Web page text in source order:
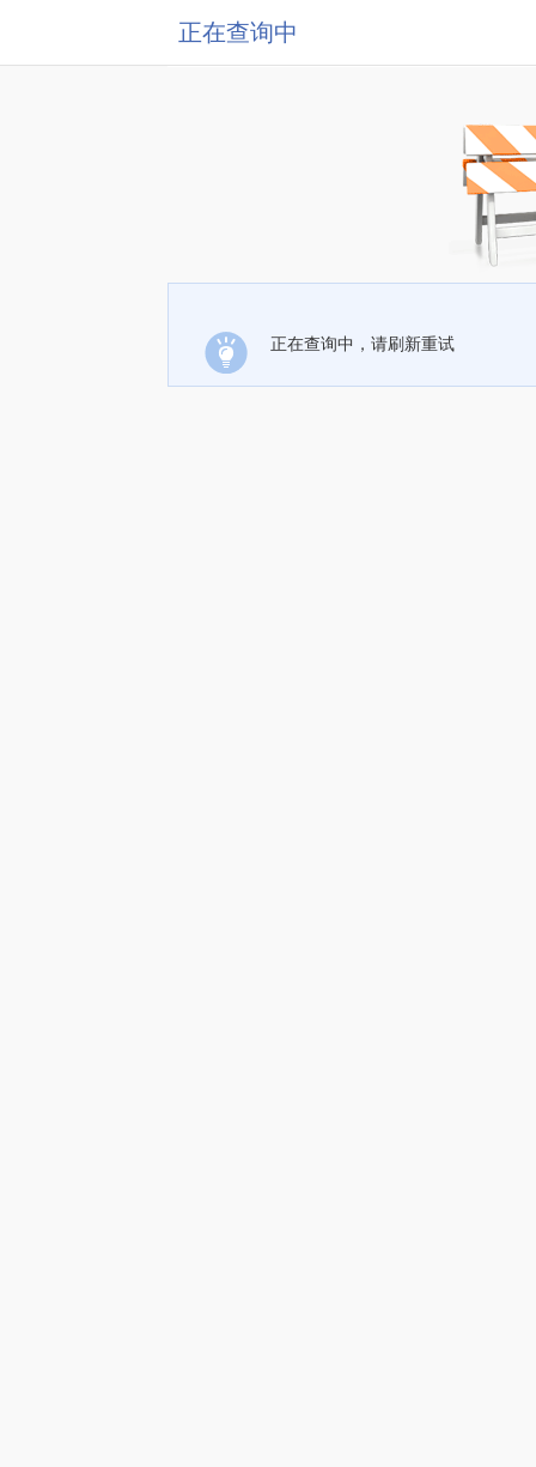
正在查询中
正在查询中，请刷新重试